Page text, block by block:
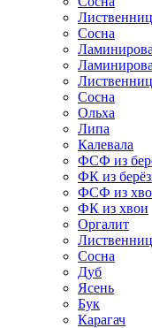
Сосна
Сосна
Ольха
Липа
Калевала
ФСФ из
ФК из
ФСФ из
ФК из хвои
Оргалит
Сосна
Дуб
Ясень
Бук
Карагач